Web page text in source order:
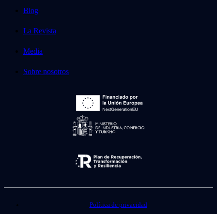
Blog
La Revista
Media
Sobre nosotros
Política de privacidad